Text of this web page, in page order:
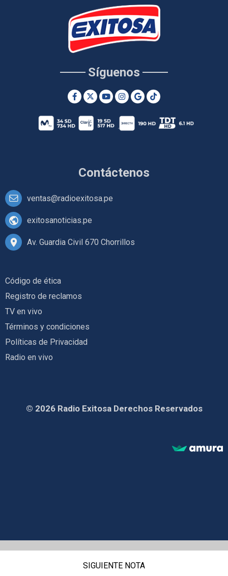
Contáctenos
ventas@radioexitosa.pe
exitosanoticias.pe
Av. Guardia Civil 670 Chorrillos
Síguenos
Código de ética
Registro de reclamos
TV en vivo
Términos y condiciones
Políticas de Privacidad
Radio en vivo
© 2026 Radio Exitosa Derechos Reservados
SIGUIENTE NOTA